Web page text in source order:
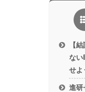
【
ない
せよ
進研